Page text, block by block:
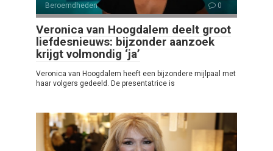
Beroemdheden 0
Veronica van Hoogdalem deelt groot
liefdesnieuws: bijzonder aanzoek
krijgt volmondig ‘ja’
Veronica van Hoogdalem heeft een bijzondere mijlpaal met
haar volgers gedeeld. De presentatrice is